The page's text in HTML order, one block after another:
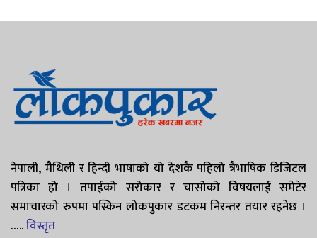
नेपाली, मैथिली र हिन्दी भाषाको यो देशकै पहिलो त्रैभाषिक डिजिटल
पत्रिका हो । तपाईको सरोकार र चासोको विषयलाई समेटेर
समाचारको रुपमा पस्किन लोकपुकार डटकम निरन्तर तयार रहनेछ ।
…..विस्तृत